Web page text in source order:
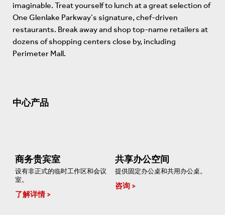
imaginable. Treat yourself to lunch at a great selection of
One Glenlake Parkway’s signature, chef-driven
restaurants. Break away and shop top-name retailers at
dozens of shopping centers close by, including
Perimeter Mall.
中心产品
商务贵宾室
设有非正式的临时工作区和会议
室。
了解详情
共享办公空间
提供固定办公桌和共用办公桌。
咨询